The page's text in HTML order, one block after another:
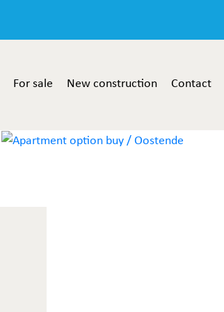
For sale New construction Contact